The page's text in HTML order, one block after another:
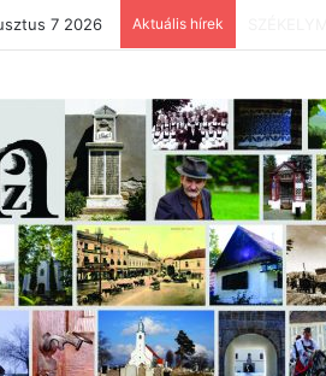
7 2026 Aktuális hírek